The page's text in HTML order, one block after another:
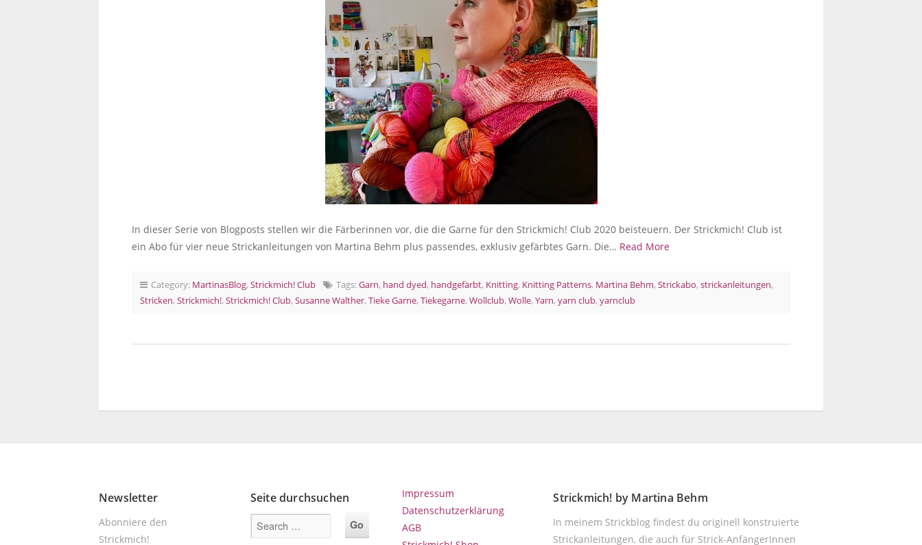
In dieser Serie von Blogposts stellen wir die Färberinnen vor, die die Garne für den Strickmich! Club 2020 beisteuern. Der Strickmich! Club ist
ein Abo für vier neue Strickanleitungen von Martina Behm plus passendes, exklusiv gefärbtes Garn. Die… Read More
Category: MartinasBlog, Strickmich! Club Tags:Garn, hand dyed, handgefärbt, Knitting, Knitting Patterns, Martina Behm, Strickabo, strickanleitungen,
Stricken, Strickmich!, Strickmich! Club, Susanne Walther, Tieke Garne, Tiekegarne, Wollclub, Wolle, Yarn, yarn club, yarnclub
Newsletter
Abonniere den
Strickmich!
Seite durchsuchen
Impressum
Datenschutzerklärung
AGB
Strickmich! by Martina Behm
In meinem Strickblog findest du originell konstruierte
Strickanleitungen, die auch für Strick-AnfängerInnen